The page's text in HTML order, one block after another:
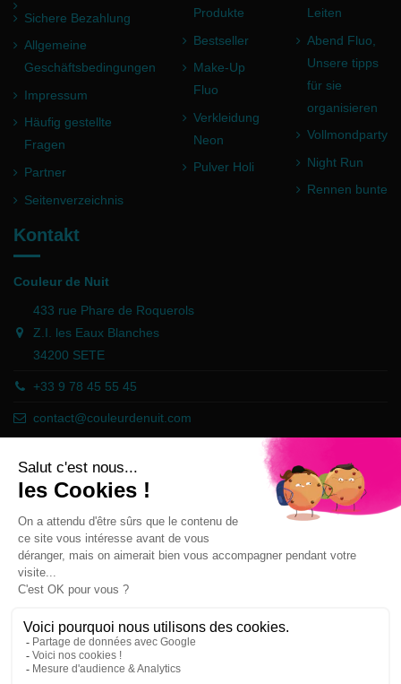
Sichere Bezahlung
Allgemeine
Geschäftsbedingungen
Impressum
Häufig gestellte
Fragen
Partner
Seitenverzeichnis
Produkte
Bestseller
Make-Up
Fluo
Verkleidung
Neon
Pulver Holi
Leiten
Abend Fluo,
Unsere tipps
für sie
organisieren
Vollmondparty
Night Run
Rennen bunte
Kontakt
Couleur de Nuit
433 rue Phare de Roquerols
Z.I. les Eaux Blanches
34200 SETE
+33 9 78 45 55 45
contact@couleurdenuit.com
Händler zugelassen von Gesellschaft für Garantierte Bewertungen,
Klicken Sie hier
Newsletter